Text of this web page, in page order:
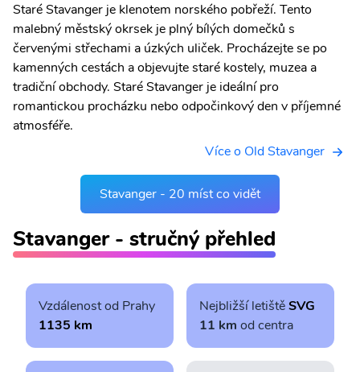
Staré Stavanger je klenotem norského pobřeží. Tento
malebný městský okrsek je plný bílých domečků s
červenými střechami a úzkých uliček. Procházejte se po
kamenných cestách a objevujte staré kostely, muzea a
tradiční obchody. Staré Stavanger je ideální pro
romantickou procházku nebo odpočinkový den v příjemné
atmosféře.
Více o Old Stavanger
Stavanger - 20 míst co vidět
Stavanger - stručný přehled
Vzdálenost od Prahy
1135 km
Nejbližší letištěSVG
11 km od centra